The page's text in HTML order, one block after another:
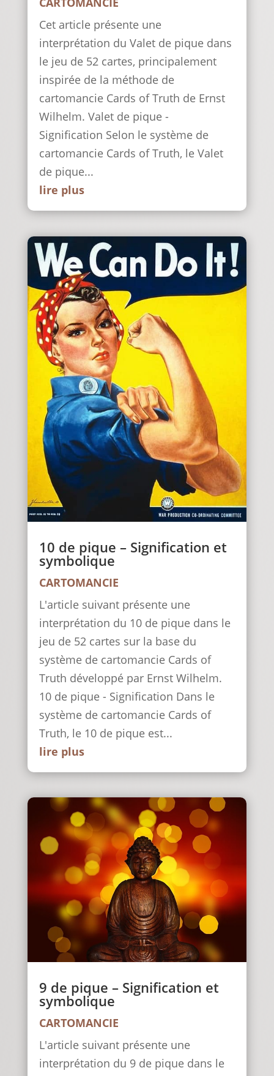
Cet article présente une
interprétation du Valet de pique dans
le jeu de 52 cartes, principalement
inspirée de la méthode de
cartomancie Cards of Truth de Ernst
Wilhelm. Valet de pique -
Signification Selon le système de
cartomancie Cards of Truth, le Valet
de pique...
lire plus
10 de pique – Signification et
symbolique
CARTOMANCIE
L'article suivant présente une
interprétation du 10 de pique dans le
jeu de 52 cartes sur la base du
système de cartomancie Cards of
Truth développé par Ernst Wilhelm.
10 de pique - Signification Dans le
système de cartomancie Cards of
Truth, le 10 de pique est...
lire plus
9 de pique – Signification et
symbolique
CARTOMANCIE
L'article suivant présente une
interprétation du 9 de pique dans le